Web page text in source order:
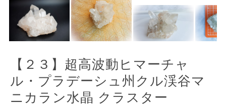
【２３】超高波動ヒマーチャ
ル・プラデーシュ州クル渓谷マ
ニカラン水晶 クラスター